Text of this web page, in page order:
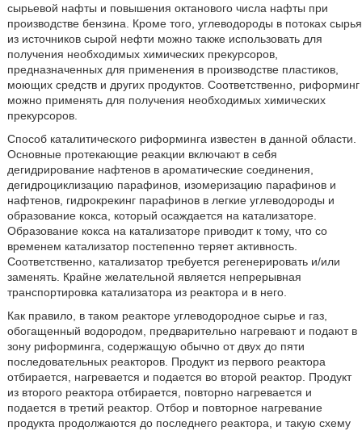
сырьевой нафты и повышения октанового числа нафты при
производстве бензина. Кроме того, углеводороды в потоках сырья
из источников сырой нефти можно также использовать для
получения необходимых химических прекурсоров,
предназначенных для применения в производстве пластиков,
моющих средств и других продуктов. Соответственно, риформинг
можно применять для получения необходимых химических
прекурсоров.
Способ каталитического риформинга известен в данной области.
Основные протекающие реакции включают в себя
дегидрирование нафтенов в ароматические соединения,
дегидроциклизацию парафинов, изомеризацию парафинов и
нафтенов, гидрокрекинг парафинов в легкие углеводороды и
образование кокса, который осаждается на катализаторе.
Образование кокса на катализаторе приводит к тому, что со
временем катализатор постепенно теряет активность.
Соответственно, катализатор требуется регенерировать и/или
заменять. Крайне желательной является непрерывная
транспортировка катализатора из реактора и в него.
Как правило, в таком реакторе углеводородное сырье и газ,
обогащенный водородом, предварительно нагревают и подают в
зону риформинга, содержащую обычно от двух до пяти
последовательных реакторов. Продукт из первого реактора
отбирается, нагревается и подается во второй реактор. Продукт
из второго реактора отбирается, повторно нагревается и
подается в третий реактор. Отбор и повторное нагревание
продукта продолжаются до последнего реактора, и такую схему